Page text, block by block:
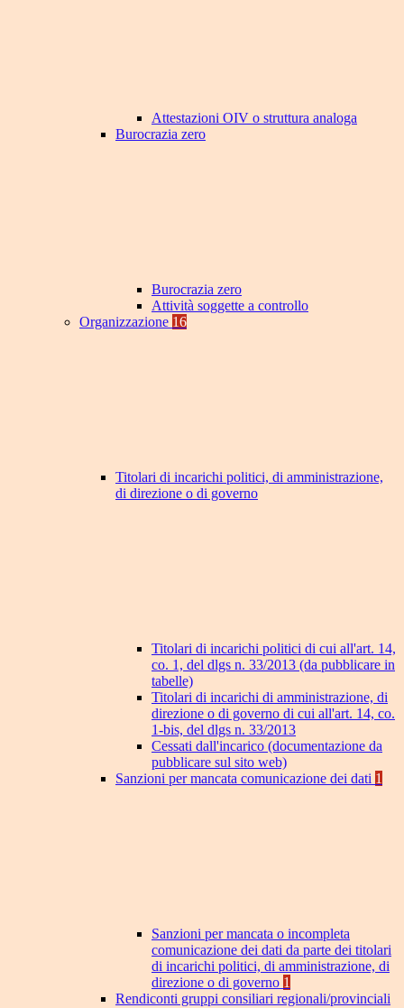
Attestazioni OIV o struttura analoga
Burocrazia zero
Burocrazia zero
Attività soggette a controllo
Organizzazione 16
Titolari di incarichi politici, di amministrazione,
di direzione o di governo
Titolari di incarichi politici di cui all'art. 14,
co. 1, del dlgs n. 33/2013 (da pubblicare in
tabelle)
Titolari di incarichi di amministrazione, di
direzione o di governo di cui all'art. 14, co.
1-bis, del dlgs n. 33/2013
Cessati dall'incarico (documentazione da
pubblicare sul sito web)
Sanzioni per mancata comunicazione dei dati 1
Sanzioni per mancata o incompleta
comunicazione dei dati da parte dei titolari
di incarichi politici, di amministrazione, di
direzione o di governo 1
Rendiconti gruppi consiliari regionali/provinciali